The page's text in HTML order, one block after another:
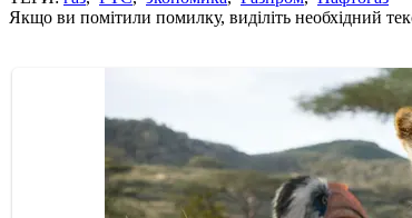
Якщо ви помітили помилку, виділіть необхідний